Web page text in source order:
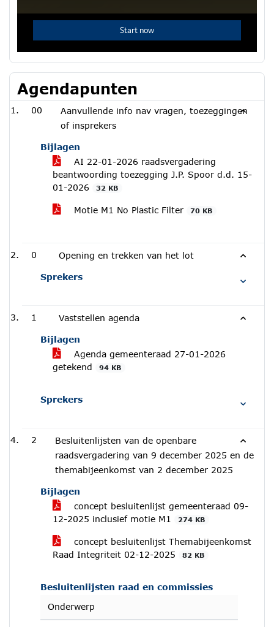
Agendapunten
00
Aanvullende info nav vragen, toezeggingen
of insprekers
Bijlagen
AI 22-01-2026 raadsvergadering
beantwoording toezegging J.P. Spoor d.d. 15-
01-2026
32 KB
Motie M1 No Plastic Filter 70 KB
0 Opening en trekken van het lot
Sprekers
1 Vaststellen agenda
Bijlagen
Agenda gemeenteraad 27-01-2026
getekend
94 KB
Sprekers
2
Besluitenlijsten van de openbare
raadsvergadering van 9 december 2025 en de
themabijeenkomst van 2 december 2025
Bijlagen
concept besluitenlijst gemeenteraad 09-
12-2025 inclusief motie M1
274 KB
concept besluitenlijst Themabijeenkomst
Raad Integriteit 02-12-2025
82 KB
Besluitenlijsten raad en commissies
Onderwerp